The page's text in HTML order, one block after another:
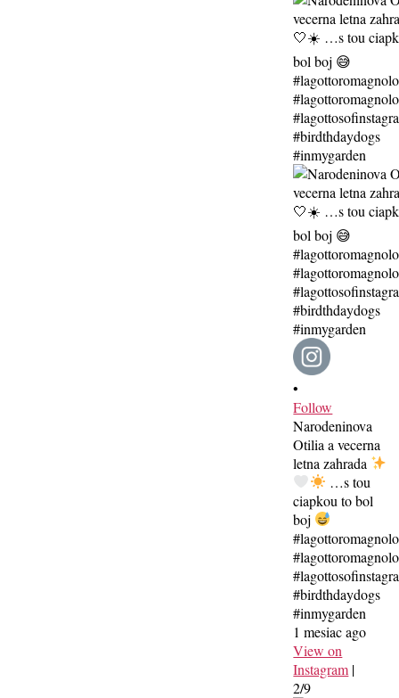
•
Follow
Narodeninova
Otilia a vecerna
letna zahrada
…s tou
ciapkou to bol
boj
#birdthdaydogs
#inmygarden
1 mesiac ago
View on
Instagram |
2/9